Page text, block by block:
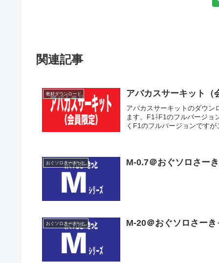
関連記事
教材ダウンロード アバカスサーキット（
アバカスサーキットのダウン
ます。F1⇩F1のフルバージョ
くF1のフルバージョンです
おぐソロさーきっと M-0.7＠おぐソロさー
おぐソロさーきっと M-20＠おぐソロさーき